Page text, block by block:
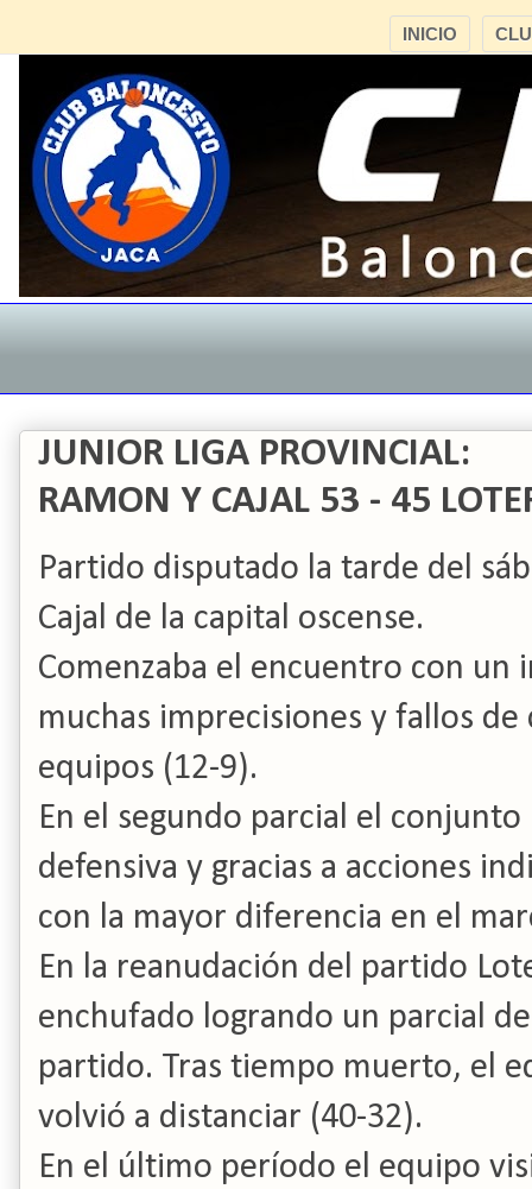
INICIO
JUNIOR LIGA PROVINCIAL:
RAMON Y CAJAL 53 - 45
Partido disputado la tarde del
Cajal de la capital oscense.
Comenzaba el encuentro con un
muchas imprecisiones y fallos
equipos (12-9).
En el segundo parcial el
defensiva y gracias a acciones
con la mayor diferencia en el
En la reanudación del partido
enchufado logrando un parcial
partido. Tras tiempo muerto, el
volvió a distanciar (40-32).
En el último período el equipo